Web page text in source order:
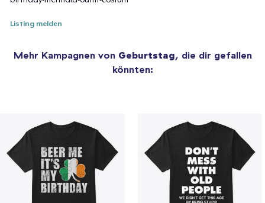
Listing melden
Mehr Kampagnen von Geburtstag, die dir gefallen
könnten: